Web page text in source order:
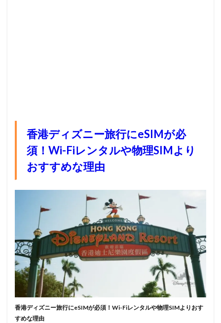
香港ディズニー旅行にeSIMが必
須！Wi-Fiレンタルや物理SIMより
おすすめな理由
香港ディズニー旅行にeSIMが必須！Wi-Fiレンタルや物理SIMよりおす
すめな理由